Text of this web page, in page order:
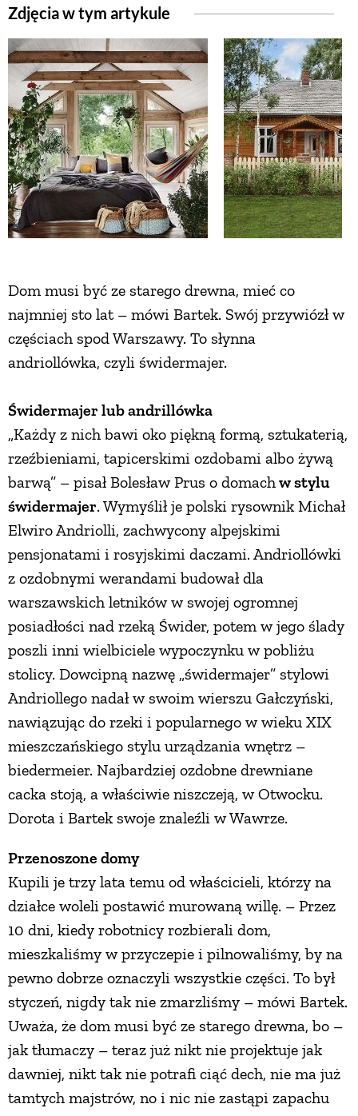
Zdjęcia w tym artykule
Dom musi być ze starego drewna, mieć co
najmniej sto lat – mówi Bartek. Swój przywiózł w
częściach spod Warszawy. To słynna
andriollówka, czyli świdermajer.
Świdermajer lub andrillówka
„Każdy z nich bawi oko piękną formą, sztukaterią,
rzeźbieniami, tapicerskimi ozdobami albo żywą
barwą” – pisał Bolesław Prus o domachw stylu
świdermajer. Wymyślił je polski rysownik Michał
Elwiro Andriolli, zachwycony alpejskimi
pensjonatami i rosyjskimi daczami. Andriollówki
z ozdobnymi werandami budował dla
warszawskich letników w swojej ogromnej
posiadłości nad rzeką Świder, potem w jego ślady
poszli inni wielbiciele wypoczynku w pobliżu
stolicy. Dowcipną nazwę „świdermajer” stylowi
Andriollego nadał w swoim wierszu Gałczyński,
nawiązując do rzeki i popularnego w wieku XIX
mieszczańskiego stylu urządzania wnętrz –
biedermeier. Najbardziej ozdobne drewniane
cacka stoją, a właściwie niszczeją, w Otwocku.
Dorota i Bartek swoje znaleźli w Wawrze.
Przenoszone domy
Kupili je trzy lata temu od właścicieli, którzy na
działce woleli postawić murowaną willę. – Przez
10 dni, kiedy robotnicy rozbierali dom,
mieszkaliśmy w przyczepie i pilnowaliśmy, by na
pewno dobrze oznaczyli wszystkie części. To był
styczeń, nigdy tak nie zmarzliśmy – mówi Bartek.
Uważa, że dom musi być ze starego drewna, bo –
jak tłumaczy – teraz już nikt nie projektuje jak
dawniej, nikt tak nie potrafi ciąć dech, nie ma już
tamtych majstrów, no i nic nie zastąpi zapachu
ZWIERZĘTA W NATURZE
GRZYBY
KRAJOBRAZ
RĘKODZIEŁO
RZEMIOSŁO
ZWYCZAJE
PRZEPISY
ŚNIADANIA
PRZYSTAWKI
ZUPY
DANIA GŁÓWNE
CIASTA I DESERY
DODATKI
PRZETWORY